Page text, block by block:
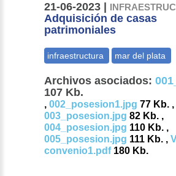
21-06-2023 |
Adquisición de casas
patrimoniales
Archivos asociados:
107 Kb.
,002_posesion1.jpg 77 Kb. ,
003_posesion.jpg 82 Kb. ,
004_posesion.jpg 110 Kb. ,
005_posesion.jpg 111 Kb. ,
convenio1.pdf180 Kb.